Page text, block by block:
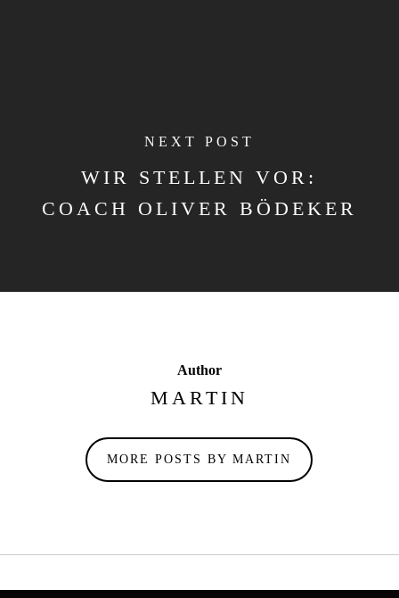
NEXT POST
WIR STELLEN VOR:
COACH OLIVER BÖDEKER
Author
MARTIN
MORE POSTS BY MARTIN